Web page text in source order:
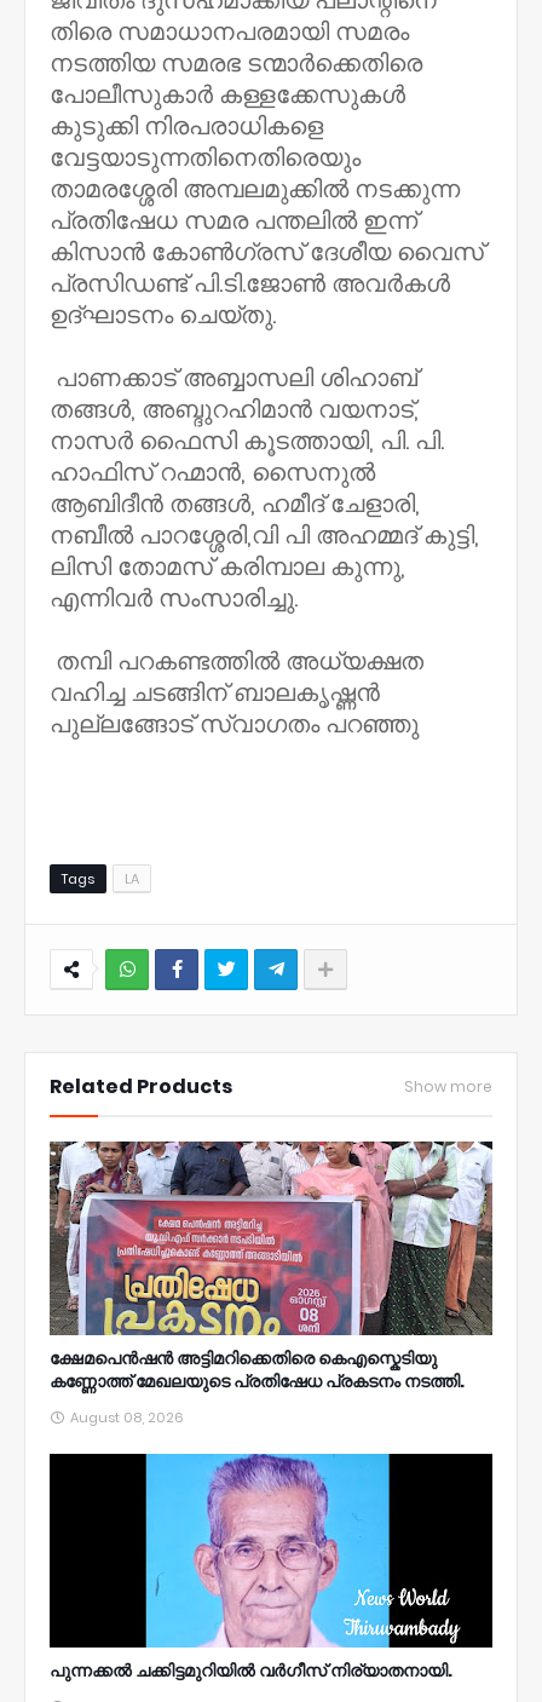
തിരെ സമാധാനപരമായി സമരം
നടത്തിയ സമരഭ ടന്മാർക്കെതിരെ
പോലീസുകാർ കള്ളക്കേസുകൾ
കുടുക്കി നിരപരാധികളെ
വേട്ടയാടുന്നതിനെതിരെയും
താമരശ്ശേരി അമ്പലമുക്കിൽ നടക്കുന്ന
പ്രതിഷേധ സമര പന്തലിൽ ഇന്ന്
കിസാൻ കോൺഗ്രസ് ദേശീയ വൈസ്
പ്രസിഡണ്ട് പി.ടി.ജോൺ അവർകൾ
ഉദ്ഘാടനം ചെയ്തു.
പാണക്കാട് അബ്ബാസലി ശിഹാബ്
തങ്ങൾ, അബ്ദുറഹിമാൻ വയനാട്,
നാസർ ഫൈസി കൂടത്തായി, പി. പി.
ഹാഫിസ് റഹ്മാൻ, സൈനുൽ
ആബിദീൻ തങ്ങൾ, ഹമീദ് ചേളാരി,
നബീൽ പാറശ്ശേരി,വി പി അഹമ്മദ് കുട്ടി,
ലിസി തോമസ് കരിമ്പാല കുന്നു,
എന്നിവർ സംസാരിച്ചു.
തമ്പി പറകണ്ടത്തിൽ അധ്യക്ഷത
വഹിച്ച ചടങ്ങിന് ബാലകൃഷ്ണൻ
പുല്ലങ്ങോട് സ്വാഗതം പറഞ്ഞു
Tags LA
Related Products Show more
ക്ഷേമപെൻഷൻ അട്ടിമറിക്കെതിരെ കെഎസ്കെടിയു
കണ്ണോത്ത് മേഖലയുടെ പ്രതിഷേധ പ്രകടനം നടത്തി.
August 08, 2026
പുന്നക്കൽ ചക്കിട്ടമുറിയിൽ വർഗീസ് നിര്യാതനായി.